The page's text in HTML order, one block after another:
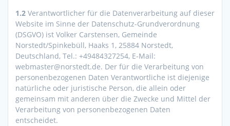
1.2 Verantwortlicher für die Datenverarbeitung auf dieser
Website im Sinne der Datenschutz-Grundverordnung
(DSGVO) ist Volker Carstensen, Gemeinde
Norstedt/Spinkebüll, Haaks 1, 25884 Norstedt,
Deutschland, Tel.: +49484327254, E-Mail:
webmaster@norstedt.de. Der für die Verarbeitung von
personenbezogenen Daten Verantwortliche ist diejenige
natürliche oder juristische Person, die allein oder
gemeinsam mit anderen über die Zwecke und Mittel der
Verarbeitung von personenbezogenen Daten
entscheidet.